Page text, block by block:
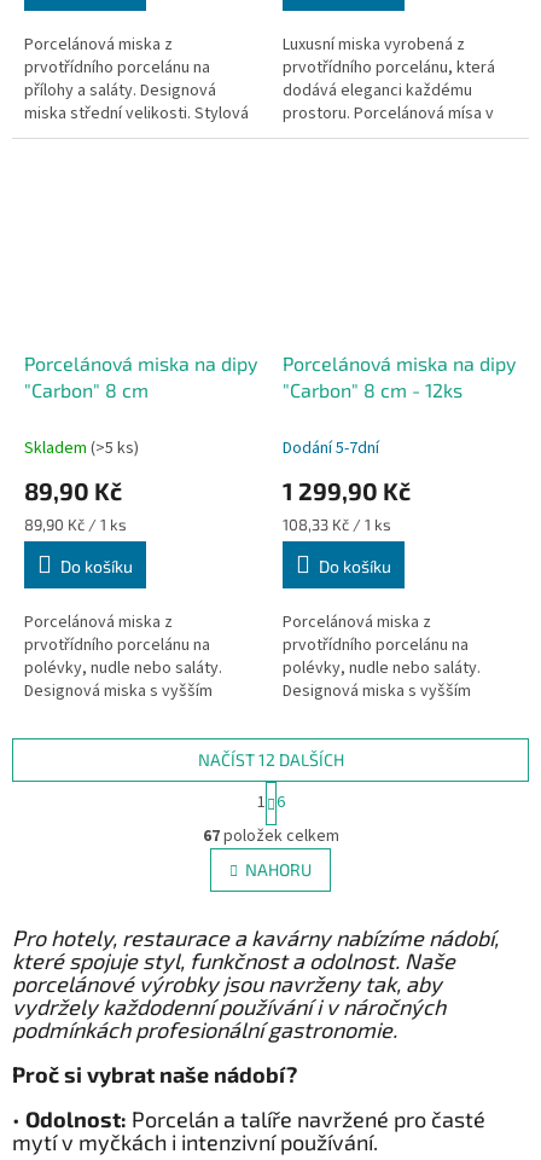
Porcelánová miska z
prvotřídního porcelánu na
přílohy a saláty. Designová
miska střední velikosti. Stylová
miska ve velmi vysoké kvalitě.
Luxusní miska vyrobená z
prvotřídního porcelánu, která
dodává eleganci každému
prostoru. Porcelánová mísa v
moderním stylu. Hodí se na
Porcelánová miska na dipy
"Carbon" 8 cm
Skladem (>5 ks)
89,90 Kč
Měrná
cena:
89,90 Kč / 1 ks
Do košíku
Porcelánová miska z
prvotřídního porcelánu na
polévky, nudle nebo saláty.
Designová miska s vyšším
využitím. Ideální pro trendy
Porcelánová miska na dipy
"Carbon" 8 cm - 12ks
Dodání 5-7dní
1 299,90 Kč
Měrná
cena:
108,33 Kč / 1 ks
Do košíku
Porcelánová miska z
prvotřídního porcelánu na
polévky, nudle nebo saláty.
Designová miska s vyšším
využitím. Ideální pro trendy
bary, pivní zahrádky.
O
v
l
á
a
c
í
p
r
k
v
ý
NAČÍST 12 DALŠÍCH
S
t
r
á
n
k
v
á
n
í
1 6
67položek celkem
NAHORU
Pro hotely, restaurace a kavárny nabízíme nádobí,
které spojuje styl, funkčnost a odolnost. Naše
porcelánové výrobky jsou navrženy tak, aby
vydržely každodenní používání i v náročných
podmínkách profesionální gastronomie.
Proč si vybrat naše nádobí?
• Odolnost: Porcelán a talíře navržené pro časté
mytí v myčkách i intenzivní používání.